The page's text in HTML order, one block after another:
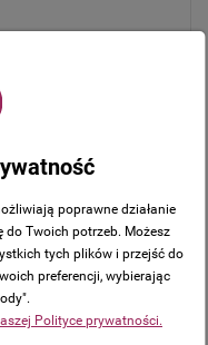
dziecka Bożego –
biały – z grawerowaną
poprawne działanie
Twoich potrzeb. Możesz
tych plików i przejść do
preferencji, wybierając
Polityce prywatności.